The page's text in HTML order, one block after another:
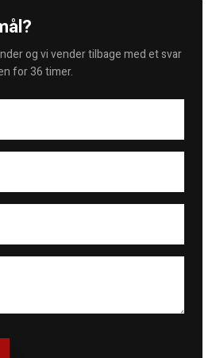
og vi vender tilbage med et svar
for 36 timer.